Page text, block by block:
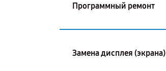
Программный ремонт
Замена дисплея (экрана)